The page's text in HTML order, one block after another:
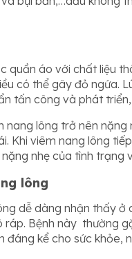
quần áo với chất liệu
có thể gây đỏ ngứa.
tấn công và phát
nang lông trở nên
Khi viêm nang lông
nhẹ của tình trạng
lông
dễ dàng nhận thấy
ráp. Bệnh này thường
đáng kể cho sức khỏe,